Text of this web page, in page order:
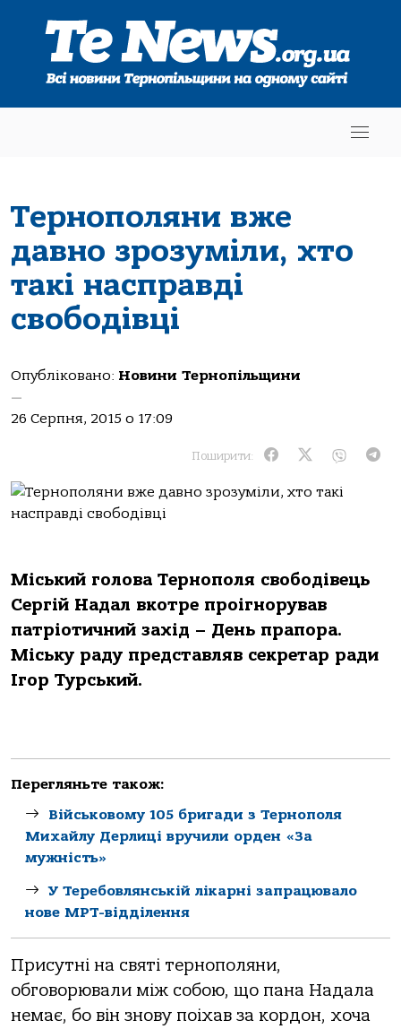
Тернополяни вже
давно зрозуміли, хто
такі насправді
свободівці
Опубліковано: Новини Тернопільщини
—
26 Серпня, 2015 о 17:09
Поширити:
Міський голова Тернополя свободівець
Сергій Надал вкотре проігнорував
патріотичний захід – День прапора.
Міську раду представляв секретар ради
Ігор Турський.
Перегляньте також:
Військовому 105 бригади з Тернополя
Михайлу Дерлиці вручили орден «За
мужність»
У Теребовлянській лікарні запрацювало
нове МРТ-відділення
Присутні на святі тернополяни,
обговорювали між собою, що пана Надала
немає, бо він знову поіхав за кордон, хоча